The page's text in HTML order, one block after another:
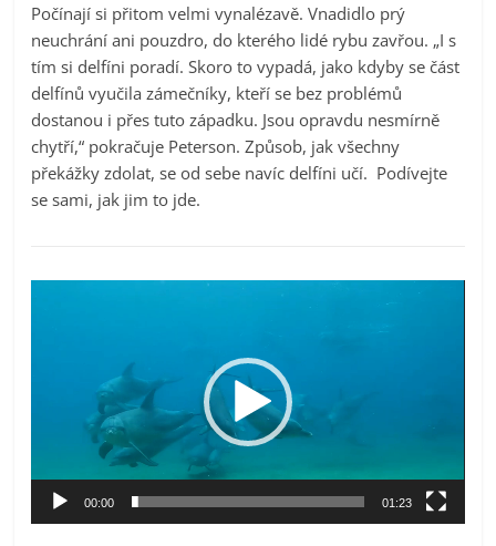
Počínají si přitom velmi vynalézavě. Vnadidlo prý
neuchrání ani pouzdro, do kterého lidé rybu zavřou. „I s
tím si delfíni poradí. Skoro to vypadá, jako kdyby se část
delfínů vyučila zámečníky, kteří se bez problémů
dostanou i přes tuto západku. Jsou opravdu nesmírně
chytří,“ pokračuje Peterson. Způsob, jak všechny
překážky zdolat, se od sebe navíc delfíni učí. Podívejte
se sami, jak jim to jde.
00:00 01:23